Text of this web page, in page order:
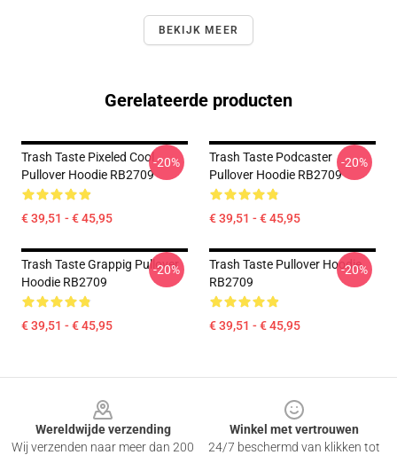
BEKIJK MEER
Gerelateerde producten
Trash Taste Pixeled Cool
Pullover Hoodie RB2709
€ 39,51 - € 45,95
-20%
Trash Taste Podcaster
Pullover Hoodie RB2709
€ 39,51 - € 45,95
-20%
Trash Taste Grappig Pullover
Hoodie RB2709
€ 39,51 - € 45,95
-20%
Trash Taste Pullover Hoodie
RB2709
€ 39,51 - € 45,95
-20%
Wereldwijde verzending
Wij verzenden naar meer dan 200
Winkel met vertrouwen
24/7 beschermd van klikken tot